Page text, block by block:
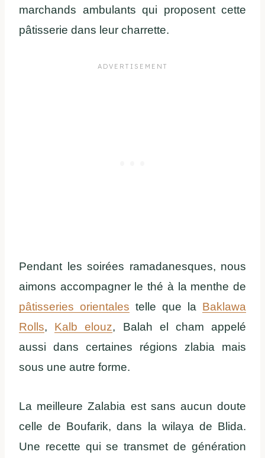
marchands ambulants qui proposent cette
pâtisserie dans leur charrette.
Pendant les soirées ramadanesques, nous
aimons accompagner le thé à la menthe de
pâtisseries orientales telle que la Baklawa
Rolls, Kalb elouz, Balah el cham appelé
aussi dans certaines régions zlabia mais
sous une autre forme.
La meilleure Zalabia est sans aucun doute
celle de Boufarik, dans la wilaya de Blida.
Une recette qui se transmet de génération